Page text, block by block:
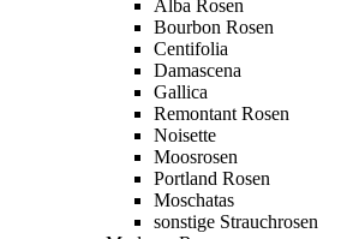
Alba Rosen
Bourbon Rosen
Centifolia
Damascena
Gallica
Remontant Rosen
Noisette
Moosrosen
Portland Rosen
Moschatas
sonstige Strauchrosen